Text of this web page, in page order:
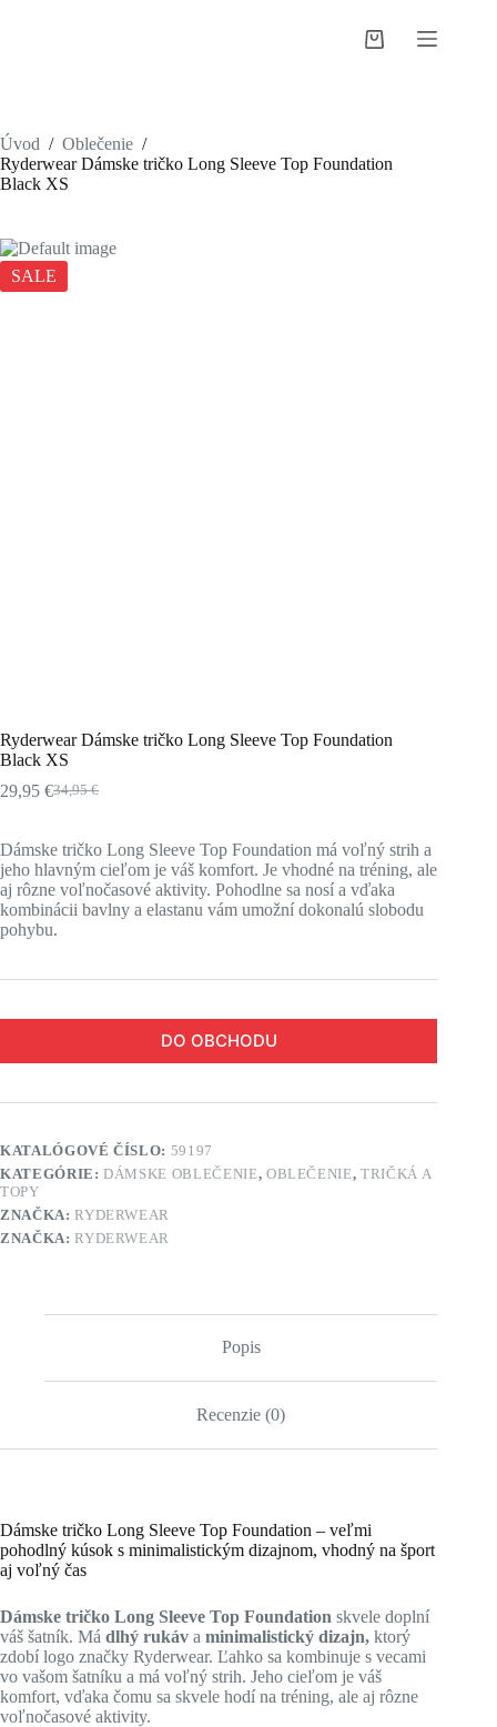
Shopping
Úvod / Oblečenie /
Ryderwear Dámske tričko Long Sleeve Top Foundation
Black XS
SALE
Ryderwear Dámske tričko Long Sleeve Top Foundation
Black XS
34,95€
Pôvodná
bola:
34,95 €.
29,95 €Aktuálna
29,95 €.
Dámske tričko Long Sleeve Top Foundation má voľný strih a
jeho hlavným cieľom je váš komfort. Je vhodné na tréning, ale
aj rôzne voľnočasové aktivity. Pohodlne sa nosí a vďaka
kombinácii bavlny a elastanu vám umožní dokonalú slobodu
pohybu.
DO OBCHODU
KATALÓGOVÉ ČÍSLO: 59197
KATEGÓRIE:DÁMSKE OBLEČENIE, OBLEČENIE,TRIČKÁ A
TOPY
ZNAČKA:RYDERWEAR
ZNAČKA:RYDERWEAR
Popis
Recenzie (0)
Dámske tričko Long Sleeve Top Foundation – veľmi
pohodlný kúsok s minimalistickým dizajnom, vhodný na šport
aj voľný čas
Dámske tričko Long Sleeve Top Foundation skvele doplní
váš šatník. Má dlhý rukáv a minimalistický dizajn, ktorý
zdobí logo značky Ryderwear. Ľahko sa kombinuje s vecami
vo vašom šatníku a má voľný strih. Jeho cieľom je váš
komfort, vďaka čomu sa skvele hodí na tréning, ale aj rôzne
voľnočasové aktivity.